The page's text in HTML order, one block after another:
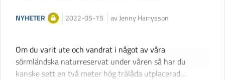
NYHETER 2022-05-15 av Jenny Harrysson
Om du varit ute och vandrat i något av våra
sörmländska naturreservat under våren så har du
kanske sett en två meter hög trälåda utplacerad…